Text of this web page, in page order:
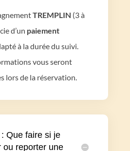
TREMPLIN (3 à
d’un paiement
à la durée du suivi.
vous seront
lors de la réservation.
Que faire si je
ou reporter une